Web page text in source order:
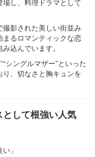
し、料理ドラマとして
影された美しい街並み
るロマンティックな恋
込んでいます。
シングルマザー”といった
、切なさと胸キュンを
して根強い人気
」